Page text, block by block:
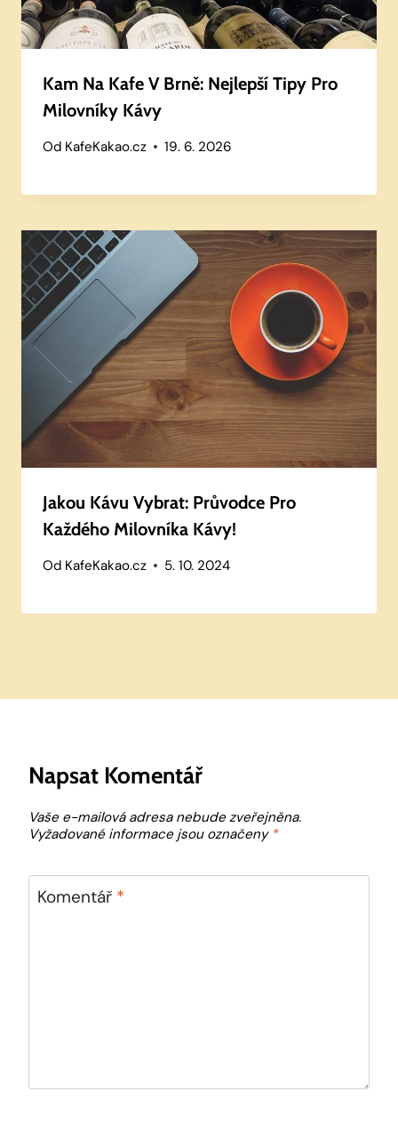
Kam Na Kafe V Brně: Nejlepší Tipy Pro
Milovníky Kávy
Od KafeKakao.cz 19. 6. 2026
Jakou Kávu Vybrat: Průvodce Pro
Každého Milovníka Kávy!
Od KafeKakao.cz 5. 10. 2024
Napsat Komentář
Vaše e-mailová adresa nebude zveřejněna.
Vyžadované informace jsou označeny *
Komentář *